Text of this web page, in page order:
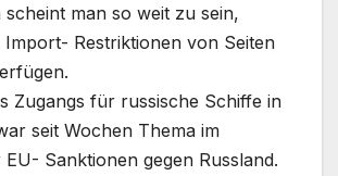
man so weit zu sein,
Import- Restriktionen von Seiten
Zugangs für russische Schiffe in
seit Wochen Thema im
EU- Sanktionen gegen Russland.